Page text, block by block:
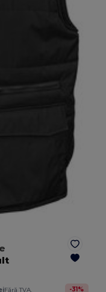
Fără TVA. -31%